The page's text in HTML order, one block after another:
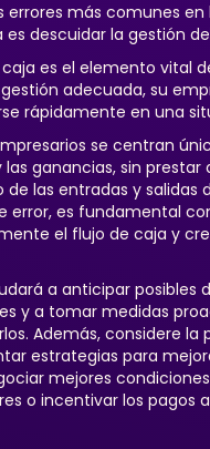
errores más comunes en
es descuidar la gestión
caja es el elemento vital
adecuada, su
rápidamente en una
se centran
las ganancias, sin prestar
las entradas y salidas
error, es fundamental
el flujo de caja y
a anticipar posibles
y a tomar medidas
Además, considere la
estrategias para
mejores
o incentivar los pagos